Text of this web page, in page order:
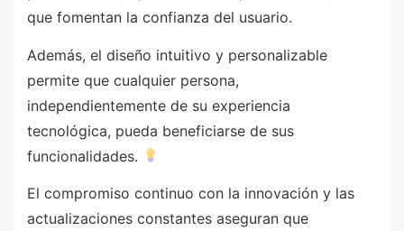
que fomentan la confianza del usuario.
Además, el diseño intuitivo y personalizable
permite que cualquier persona,
independientemente de su experiencia
tecnológica, pueda beneficiarse de sus
funcionalidades.
El compromiso continuo con la innovación y las
actualizaciones constantes aseguran que